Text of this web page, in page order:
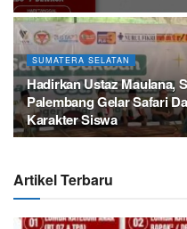
SUMATERA SELATAN
Hadirkan Ustaz Maulana,
Palembang Gelar Safari
Karakter Siswa
Artikel Terbaru